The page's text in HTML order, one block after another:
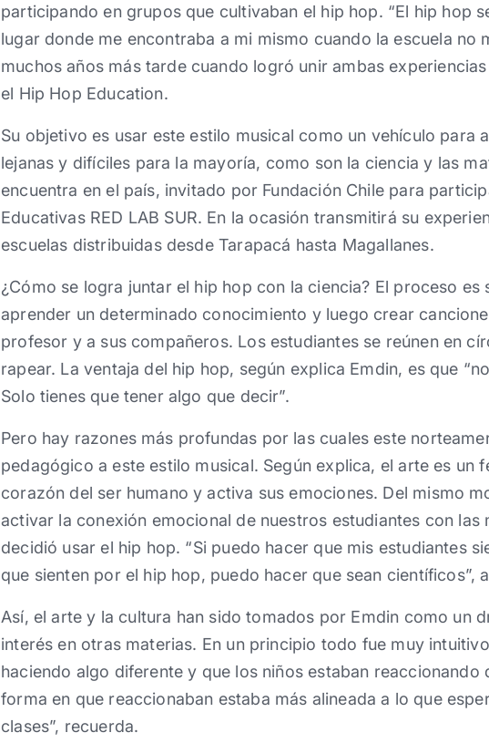
participando en grupos que cultivaban el hip hop. “El hip hop
lugar donde me encontraba a mi mismo cuando la escuela no
muchos años más tarde cuando logró unir ambas
el Hip Hop Education.
Su objetivo es usar este estilo musical como un vehículo para
lejanas y difíciles para la mayoría, como son la ciencia y las
encuentra en el país, invitado por Fundación Chile para
Educativas RED LAB SUR. En la ocasión transmitirá su
escuelas distribuidas desde Tarapacá hasta Magallanes.
¿Cómo se logra juntar el hip hop con la ciencia? El proceso es
aprender un determinado conocimiento y luego crear
profesor y a sus compañeros. Los estudiantes se reúnen en
rapear. La ventaja del hip hop, según explica Emdin, es que
Solo tienes que tener algo que decir”.
Pero hay razones más profundas por las cuales este
pedagógico a este estilo musical. Según explica, el arte es un
corazón del ser humano y activa sus emociones. Del mismo
activar la conexión emocional de nuestros estudiantes con las
decidió usar el hip hop. “Si puedo hacer que mis estudiantes
que sienten por el hip hop, puedo hacer que sean científicos”,
Así, el arte y la cultura han sido tomados por Emdin como un
interés en otras materias. En un principio todo fue muy
haciendo algo diferente y que los niños estaban reaccionando
forma en que reaccionaban estaba más alineada a lo que
clases”, recuerda.